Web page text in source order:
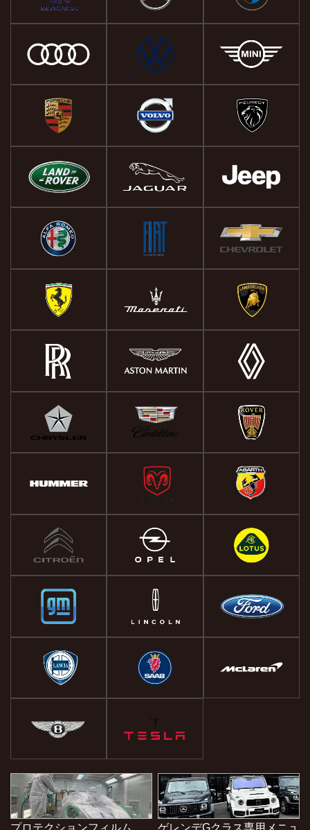
プロテクションフィルム ゲレンデGクラス専用メニュ